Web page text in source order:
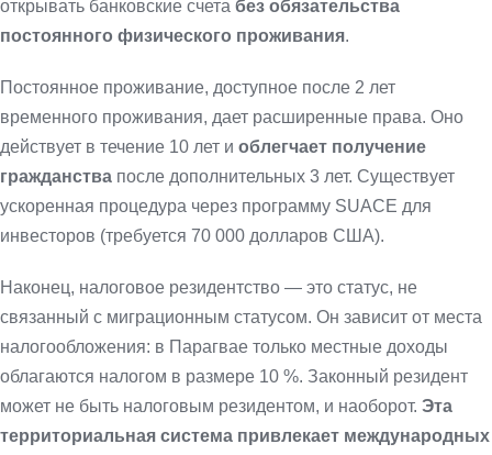
открывать банковские счета без обязательства
постоянного физического проживания.
Постоянное проживание, доступное после 2 лет
временного проживания, дает расширенные права. Оно
действует в течение 10 лет и облегчает получение
гражданства после дополнительных 3 лет. Существует
ускоренная процедура через программу SUACE для
инвесторов (требуется 70 000 долларов США).
Наконец, налоговое резидентство — это статус, не
связанный с миграционным статусом. Он зависит от места
налогообложения: в Парагвае только местные доходы
облагаются налогом в размере 10 %. Законный резидент
может не быть налоговым резидентом, и наоборот. Эта
территориальная система привлекает международных